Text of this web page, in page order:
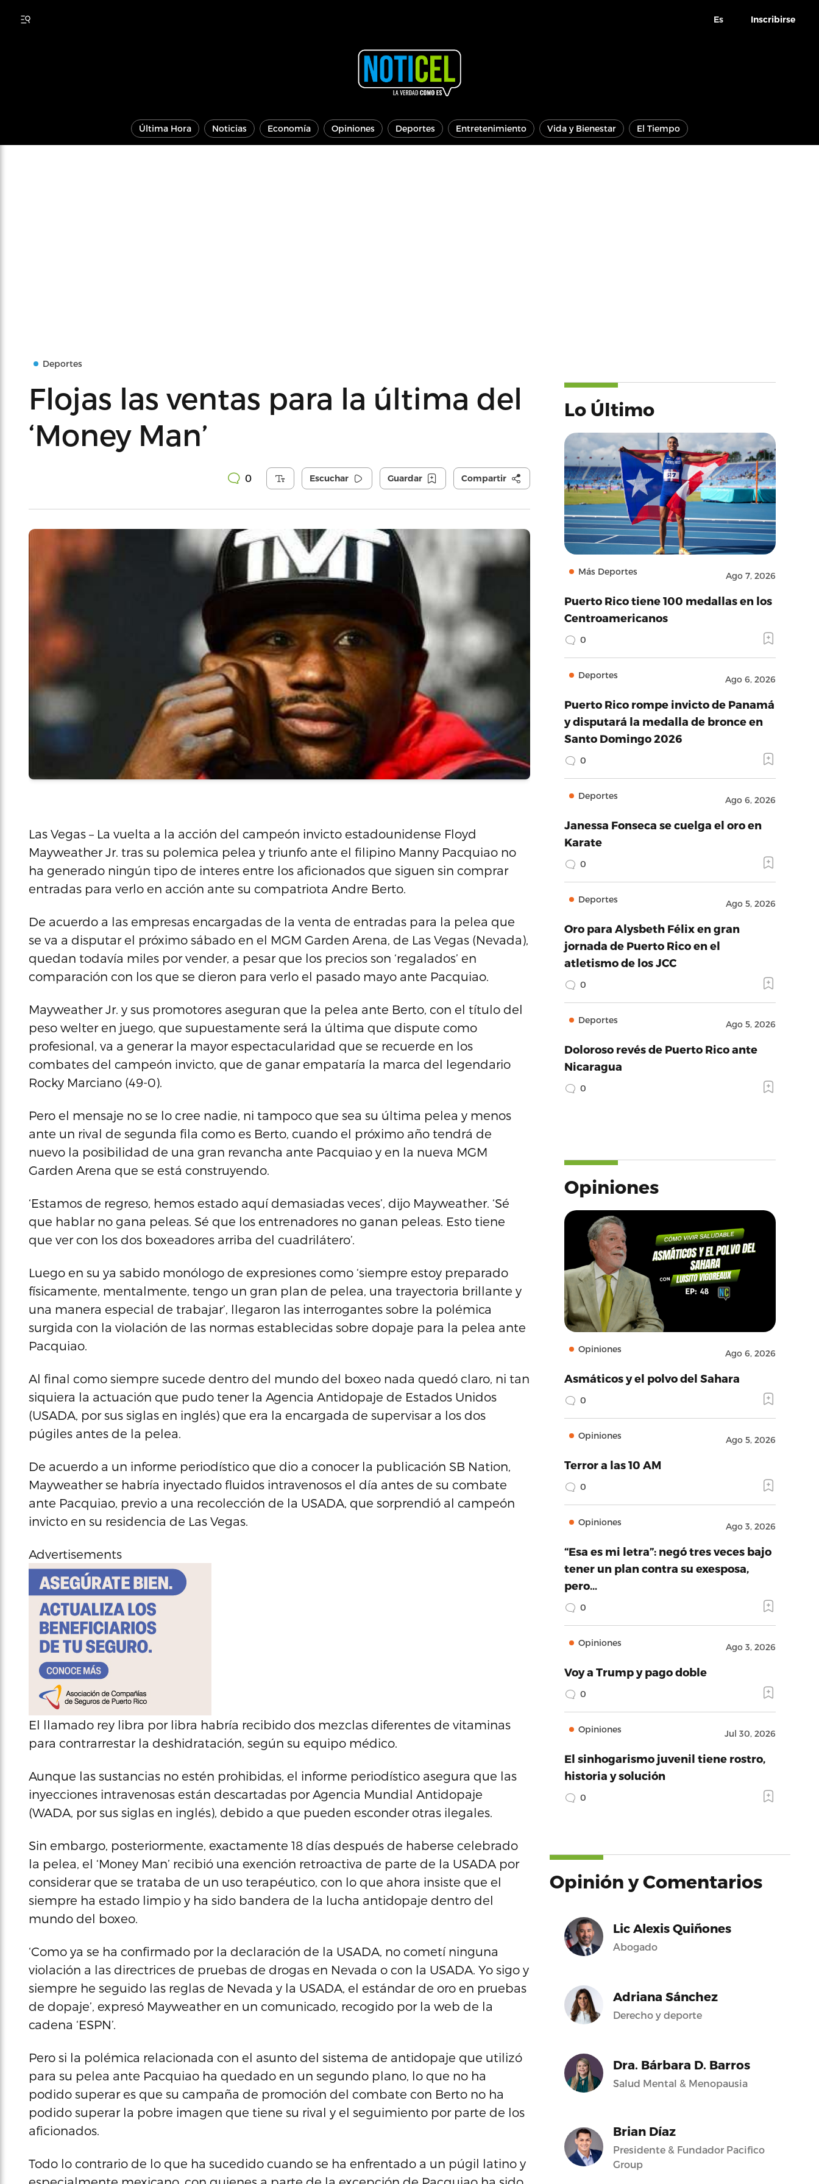
Es Inscribirse
Última Hora Noticias Economía Opiniones Deportes Entretenimiento Vida y Bienestar El Tiempo
Deportes
Flojas las ventas para la última del
‘Money Man’
0 Escuchar Guardar Compartir
Las Vegas – La vuelta a la acción del campeón invicto estadounidense Floyd
Mayweather Jr. tras su polemica pelea y triunfo ante el filipino Manny Pacquiao no
ha generado ningún tipo de interes entre los aficionados que siguen sin comprar
entradas para verlo en acción ante su compatriota Andre Berto.
De acuerdo a las empresas encargadas de la venta de entradas para la pelea que
se va a disputar el próximo sábado en el MGM Garden Arena, de Las Vegas (Nevada),
quedan todavía miles por vender, a pesar que los precios son ‘regalados’ en
comparación con los que se dieron para verlo el pasado mayo ante Pacquiao.
Mayweather Jr. y sus promotores aseguran que la pelea ante Berto, con el título del
peso welter en juego, que supuestamente será la última que dispute como
profesional, va a generar la mayor espectacularidad que se recuerde en los
combates del campeón invicto, que de ganar empataría la marca del legendario
Rocky Marciano (49-0).
Pero el mensaje no se lo cree nadie, ni tampoco que sea su última pelea y menos
ante un rival de segunda fila como es Berto, cuando el próximo año tendrá de
nuevo la posibilidad de una gran revancha ante Pacquiao y en la nueva MGM
Garden Arena que se está construyendo.
‘Estamos de regreso, hemos estado aquí demasiadas veces’, dijo Mayweather. ‘Sé
que hablar no gana peleas. Sé que los entrenadores no ganan peleas. Esto tiene
que ver con los dos boxeadores arriba del cuadrilátero’.
Luego en su ya sabido monólogo de expresiones como ‘siempre estoy preparado
físicamente, mentalmente, tengo un gran plan de pelea, una trayectoria brillante y
una manera especial de trabajar’, llegaron las interrogantes sobre la polémica
surgida con la violación de las normas establecidas sobre dopaje para la pelea ante
Pacquiao.
Al final como siempre sucede dentro del mundo del boxeo nada quedó claro, ni tan
siquiera la actuación que pudo tener la Agencia Antidopaje de Estados Unidos
(USADA, por sus siglas en inglés) que era la encargada de supervisar a los dos
púgiles antes de la pelea.
De acuerdo a un informe periodístico que dio a conocer la publicación SB Nation,
Mayweather se habría inyectado fluidos intravenosos el día antes de su combate
ante Pacquiao, previo a una recolección de la USADA, que sorprendió al campeón
invicto en su residencia de Las Vegas.
Advertisements
El llamado rey libra por libra habría recibido dos mezclas diferentes de vitaminas
para contrarrestar la deshidratación, según su equipo médico.
Aunque las sustancias no estén prohibidas, el informe periodístico asegura que las
inyecciones intravenosas están descartadas por Agencia Mundial Antidopaje
(WADA, por sus siglas en inglés), debido a que pueden esconder otras ilegales.
Sin embargo, posteriormente, exactamente 18 días después de haberse celebrado
la pelea, el ‘Money Man’ recibió una exención retroactiva de parte de la USADA por
considerar que se trataba de un uso terapéutico, con lo que ahora insiste que el
siempre ha estado limpio y ha sido bandera de la lucha antidopaje dentro del
mundo del boxeo.
‘Como ya se ha confirmado por la declaración de la USADA, no cometí ninguna
violación a las directrices de pruebas de drogas en Nevada o con la USADA. Yo sigo y
siempre he seguido las reglas de Nevada y la USADA, el estándar de oro en pruebas
de dopaje’, expresó Mayweather en un comunicado, recogido por la web de la
cadena ‘ESPN’.
Pero si la polémica relacionada con el asunto del sistema de antidopaje que utilizó
para su pelea ante Pacquiao ha quedado en un segundo plano, lo que no ha
podido superar es que su campaña de promoción del combate con Berto no ha
podido superar la pobre imagen que tiene su rival y el seguimiento por parte de los
aficionados.
Todo lo contrario de lo que ha sucedido cuando se ha enfrentado a un púgil latino y
Lo Último
Más Deportes Ago 7, 2026
Puerto Rico tiene 100 medallas en los
Centroamericanos
0
Deportes Ago 6, 2026
Puerto Rico rompe invicto de Panamá
y disputará la medalla de bronce en
Santo Domingo 2026
0
Deportes Ago 6, 2026
Janessa Fonseca se cuelga el oro en
Karate
0
Deportes Ago 5, 2026
Oro para Alysbeth Félix en gran
jornada de Puerto Rico en el
atletismo de los JCC
0
Deportes Ago 5, 2026
Doloroso revés de Puerto Rico ante
Nicaragua
0
Opiniones
Opiniones Ago 6, 2026
Asmáticos y el polvo del Sahara
0
Opiniones Ago 5, 2026
Terror a las 10 AM
0
Opiniones Ago 3, 2026
“Esa es mi letra”: negó tres veces bajo
tener un plan contra su exesposa,
pero…
0
Opiniones Ago 3, 2026
Voy a Trump y pago doble
0
Opiniones Jul 30, 2026
El sinhogarismo juvenil tiene rostro,
historia y solución
0
Opinión y Comentarios
Lic Alexis Quiñones
Abogado
Adriana Sánchez
Derecho y deporte
Dra. Bárbara D. Barros
Salud Mental & Menopausia
Brian Díaz
Presidente & Fundador Pacifico
Group